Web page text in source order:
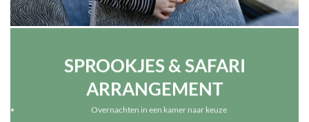
SPROOKJES & SAFARI
ARRANGEMENT
Overnachten in een kamer naar keuze